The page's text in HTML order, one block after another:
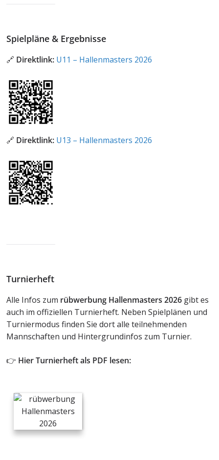
Spielpläne & Ergebnisse
🔗 Direktlink: U11 – Hallenmasters 2026
🔗 Direktlink: U13 – Hallenmasters 2026
Turnierheft
Alle Infos zum rübwerbung Hallenmasters 2026 gibt es
auch im offiziellen Turnierheft. Neben Spielplänen und
Turniermodus finden Sie dort alle teilnehmenden
Mannschaften und Hintergrundinfos zum Turnier.
👉 Hier Turnierheft als PDF lesen: